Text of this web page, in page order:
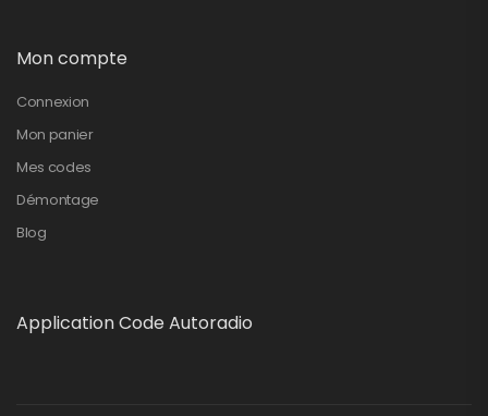
Mon compte
Connexion
Mon panier
Mes codes
Démontage
Blog
Application Code Autoradio